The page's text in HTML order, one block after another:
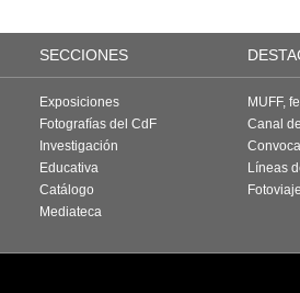
SECCIONES
Exposiciones
Fotografías del CdF
Investigación
Educativa
Catálogo
Mediateca
MUFF,
Canal
Líneas